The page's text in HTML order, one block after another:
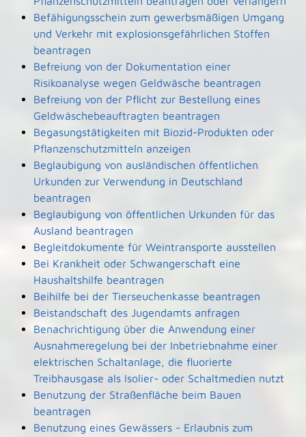
Befähigungsschein zum gewerbsmäßigen Umgang
und Verkehr mit explosionsgefährlichen Stoffen
beantragen
Befreiung von der Dokumentation einer
Risikoanalyse wegen Geldwäsche beantragen
Befreiung von der Pflicht zur Bestellung eines
Geldwäschebeauftragten beantragen
Begasungstätigkeiten mit Biozid-Produkten oder
Pflanzenschutzmitteln anzeigen
Beglaubigung von ausländischen öffentlichen
Urkunden zur Verwendung in Deutschland
beantragen
Beglaubigung von öffentlichen Urkunden für das
Ausland beantragen
Begleitdokumente für Weintransporte ausstellen
Bei Krankheit oder Schwangerschaft eine
Haushaltshilfe beantragen
Beihilfe bei der Tierseuchenkasse beantragen
Beistandschaft des Jugendamts anfragen
Benachrichtigung über die Anwendung einer
Ausnahmeregelung bei der Inbetriebnahme einer
elektrischen Schaltanlage, die fluorierte
Treibhausgase als Isolier- oder Schaltmedien nutzt
Benutzung der Straßenfläche beim Bauen
beantragen
Benutzung eines Gewässers - Erlaubnis zum